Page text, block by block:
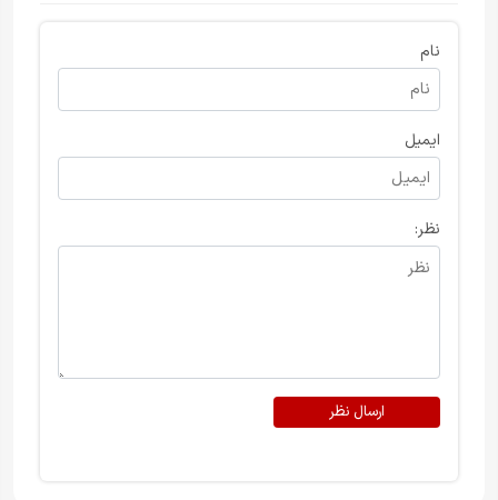
نام
ایمیل
نظر:
ارسال نظر